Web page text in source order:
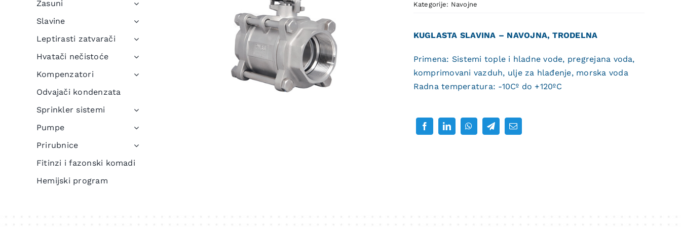
Zasuni
Slavine
Leptirasti zatvarači
Hvatači nečistoće
Kompenzatori
Odvajači kondenzata
Sprinkler sistemi
Pumpe
Prirubnice
Fitinzi i fazonski komadi
Hemijski program
Kategorije: Navojne
KUGLASTA SLAVINA – NAVOJNA, TRODELNA
Primena: Sistemi tople i hladne vode, pregrejana voda,
komprimovani vazduh, ulje za hlađenje, morska voda
Radna temperatura: -10Cº do +120ºC